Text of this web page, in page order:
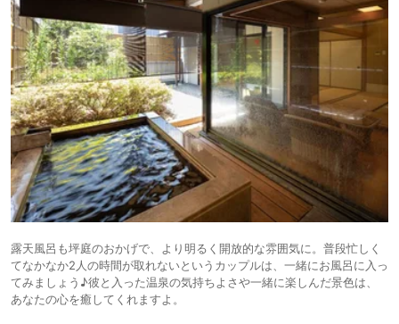
露天風呂も坪庭のおかげで、より明るく開放的な雰囲気に。普段忙しく
てなかなか2人の時間が取れないというカップルは、一緒にお風呂に入っ
てみましょう♪彼と入った温泉の気持ちよさや一緒に楽しんだ景色は、
あなたの心を癒してくれますよ。